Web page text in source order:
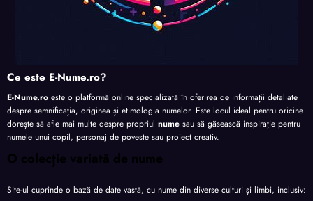
Ce este E-Nume.ro?
E-Nume.ro este o platformă online specializată în oferirea de informații detaliate
despre semnificația, originea și etimologia numelor. Este locul ideal pentru oricine
dorește să afle mai multe despre propriul nume sau să găsească inspirație pentru
numele unui copil, personaj de poveste sau proiect creativ.
O colecție variată de nume
Site-ul cuprinde o bază de date vastă, cu nume din diverse culturi și limbi, inclusiv: